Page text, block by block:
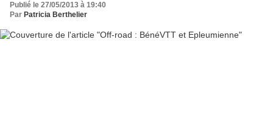
Publié le 27/05/2013 à 19:40
Par Patricia Berthelier